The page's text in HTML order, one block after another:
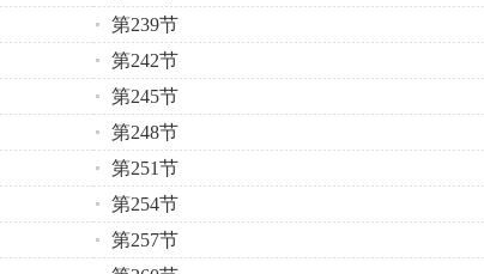
第239节
第242节
第245节
第248节
第251节
第254节
第257节